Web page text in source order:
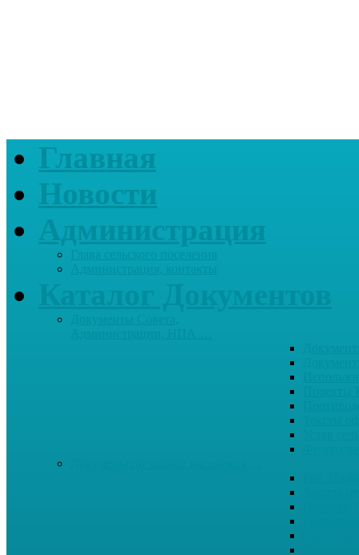
Главная
Новости
Администрация